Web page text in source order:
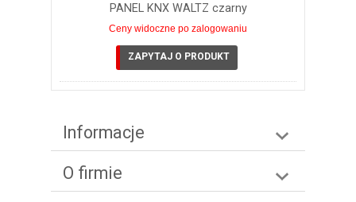
PANEL KNX WALTZ czarny
Ceny widoczne po zalogowaniu
ZAPYTAJ O PRODUKT
Informacje
O firmie